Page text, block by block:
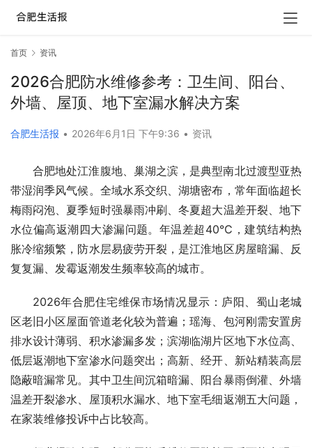
首页 资讯
2026合肥防水维修参考：卫生间、阳台、
外墙、屋顶、地下室漏水解决方案
合肥生活报 • 2026年6月1日 下午9:36 • 资讯
合肥地处江淮腹地、巢湖之滨，是典型南北过渡型亚热
带湿润季风气候。全域水系交织、湖塘密布，常年面临超长
梅雨闷泡、夏季短时强暴雨冲刷、冬夏超大温差开裂、地下
水位偏高返潮四大渗漏问题。年温差超40℃，建筑结构热
胀冷缩频繁，防水层易疲劳开裂，是江淮地区房屋暗漏、反
复复漏、发霉返潮发生频率较高的城市。
2026年合肥住宅维保市场情况显示：庐阳、蜀山老城
区老旧小区屋面管道老化较为普遍；瑶海、包河刚需安置房
排水设计薄弱、积水渗漏多发；滨湖临湖片区地下水位高、
低层返潮地下室渗水问题突出；高新、经开、新站精装高层
隐蔽暗漏常见。其中卫生间沉箱暗漏、阳台暴雨倒灌、外墙
温差开裂渗水、屋顶积水漏水、地下室毛细返潮五大问题，
在家装维修投诉中占比较高。